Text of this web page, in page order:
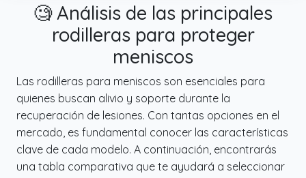
en espiral ocultas en cada lado de la
rodillera, que brindan un fuerte soporte a la
articulación de la rodilla sin obstaculizar el
movimiento y protegen la rodilla de manera
efectiva.
✔️ Correas bidireccionales únicas. Hemos
agregado dos correas diseñadas para
envolver alrededor de la rodilla para brindar
soporte adicional mientras está en uso.
🧐 Análisis de las principales
rodilleras para proteger
meniscos
Las rodilleras para meniscos son esenciales para
quienes buscan alivio y soporte durante la
recuperación de lesiones. Con tantas opciones en el
mercado, es fundamental conocer las características
clave de cada modelo. A continuación, encontrarás
una tabla comparativa que te ayudará a seleccionar